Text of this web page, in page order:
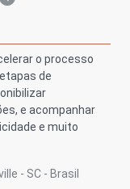
o processo
de
e acompanhar
e muito
- SC - Brasil